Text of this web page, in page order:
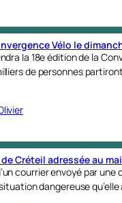
Vélo le
la 18e édition de la
de personnes
Créteil adressée au
courrier envoyé par
dangereuse